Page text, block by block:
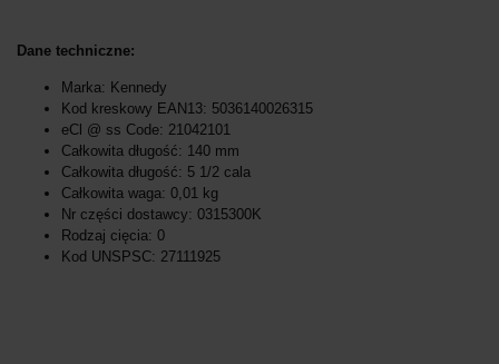
Dane techniczne:
Marka: Kennedy
Kod kreskowy EAN13: 5036140026315
eCl @ ss Code: 21042101
Całkowita długość: 140 mm
Całkowita długość: 5 1/2 cala
Całkowita waga: 0,01 kg
Nr części dostawcy: 0315300K
Rodzaj cięcia: 0
Kod UNSPSC: 27111925